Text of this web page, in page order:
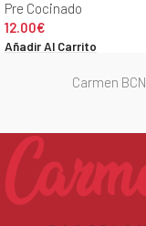
Pre Cocinado
12.00€
Añadir Al Carrito
Carmen BCN